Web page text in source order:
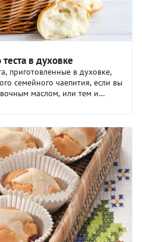
в духовке
приготовленные в духовке,
семейного чаепития, если вы
маслом, или тем и
...